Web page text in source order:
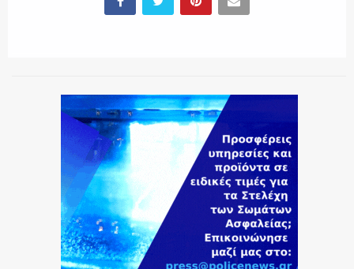
ΑΣΤΥΝΟΜΙΚΟ ΡΕΠΟΡΤΑΖ
Η ΦΩΝΗ ΣΟΥ